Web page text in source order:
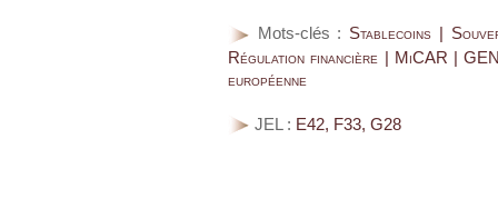
Mots-clés : Stablecoins |
Régulation financière | MiCAR |
européenne
JEL : E42, F33, G28